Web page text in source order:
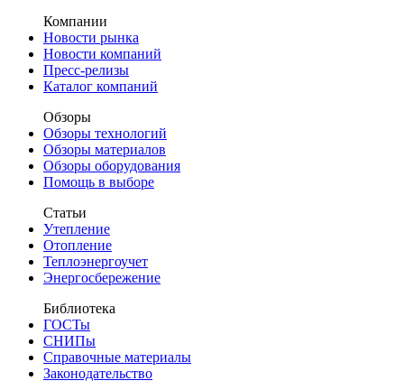
Компании
Новости рынка
Новости компаний
Пресс-релизы
Каталог компаний
Обзоры
Обзоры технологий
Обзоры материалов
Обзоры оборудования
Помощь в выборе
Статьи
Утепление
Отопление
Теплоэнергоучет
Энергосбережение
Библиотека
ГОСТы
СНИПы
Справочные материалы
Законодательство